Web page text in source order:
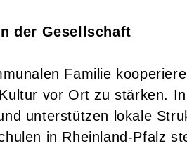
der Gesellschaft
Familie
vor Ort zu stärken.
unterstützen lokale
in Rheinland-Pfalz